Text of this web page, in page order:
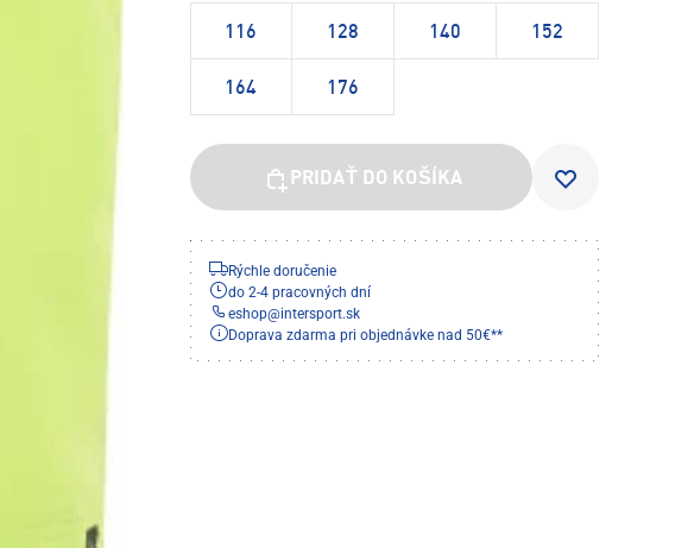
116 128 140 152
164 176
PRIDAŤ DO KOŠÍKA
Rýchle doručenie
do 2-4 pracovných dní
eshop@intersport.sk
Doprava zdarma pri objednávke nad 50€**